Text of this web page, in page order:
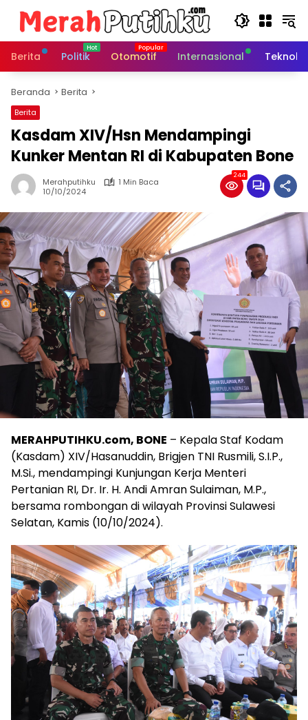
konten
Berita
Politik Otomotif Internasional
Beranda Berita
Berita
Kasdam XIV/Hsn Mendampingi
Kunker Mentan RI di Kabupaten Bone
Merahputihku
1 Min Baca
10/10/2024
244
MERAHPUTIHKU.com, BONE – Kepala Staf Kodam
(Kasdam) XIV/Hasanuddin, Brigjen TNI Rusmili, S.I.P.,
M.Si., mendampingi Kunjungan Kerja Menteri
Pertanian RI, Dr. Ir. H. Andi Amran Sulaiman, M.P.,
bersama rombongan di wilayah Provinsi Sulawesi
Selatan, Kamis (10/10/2024).